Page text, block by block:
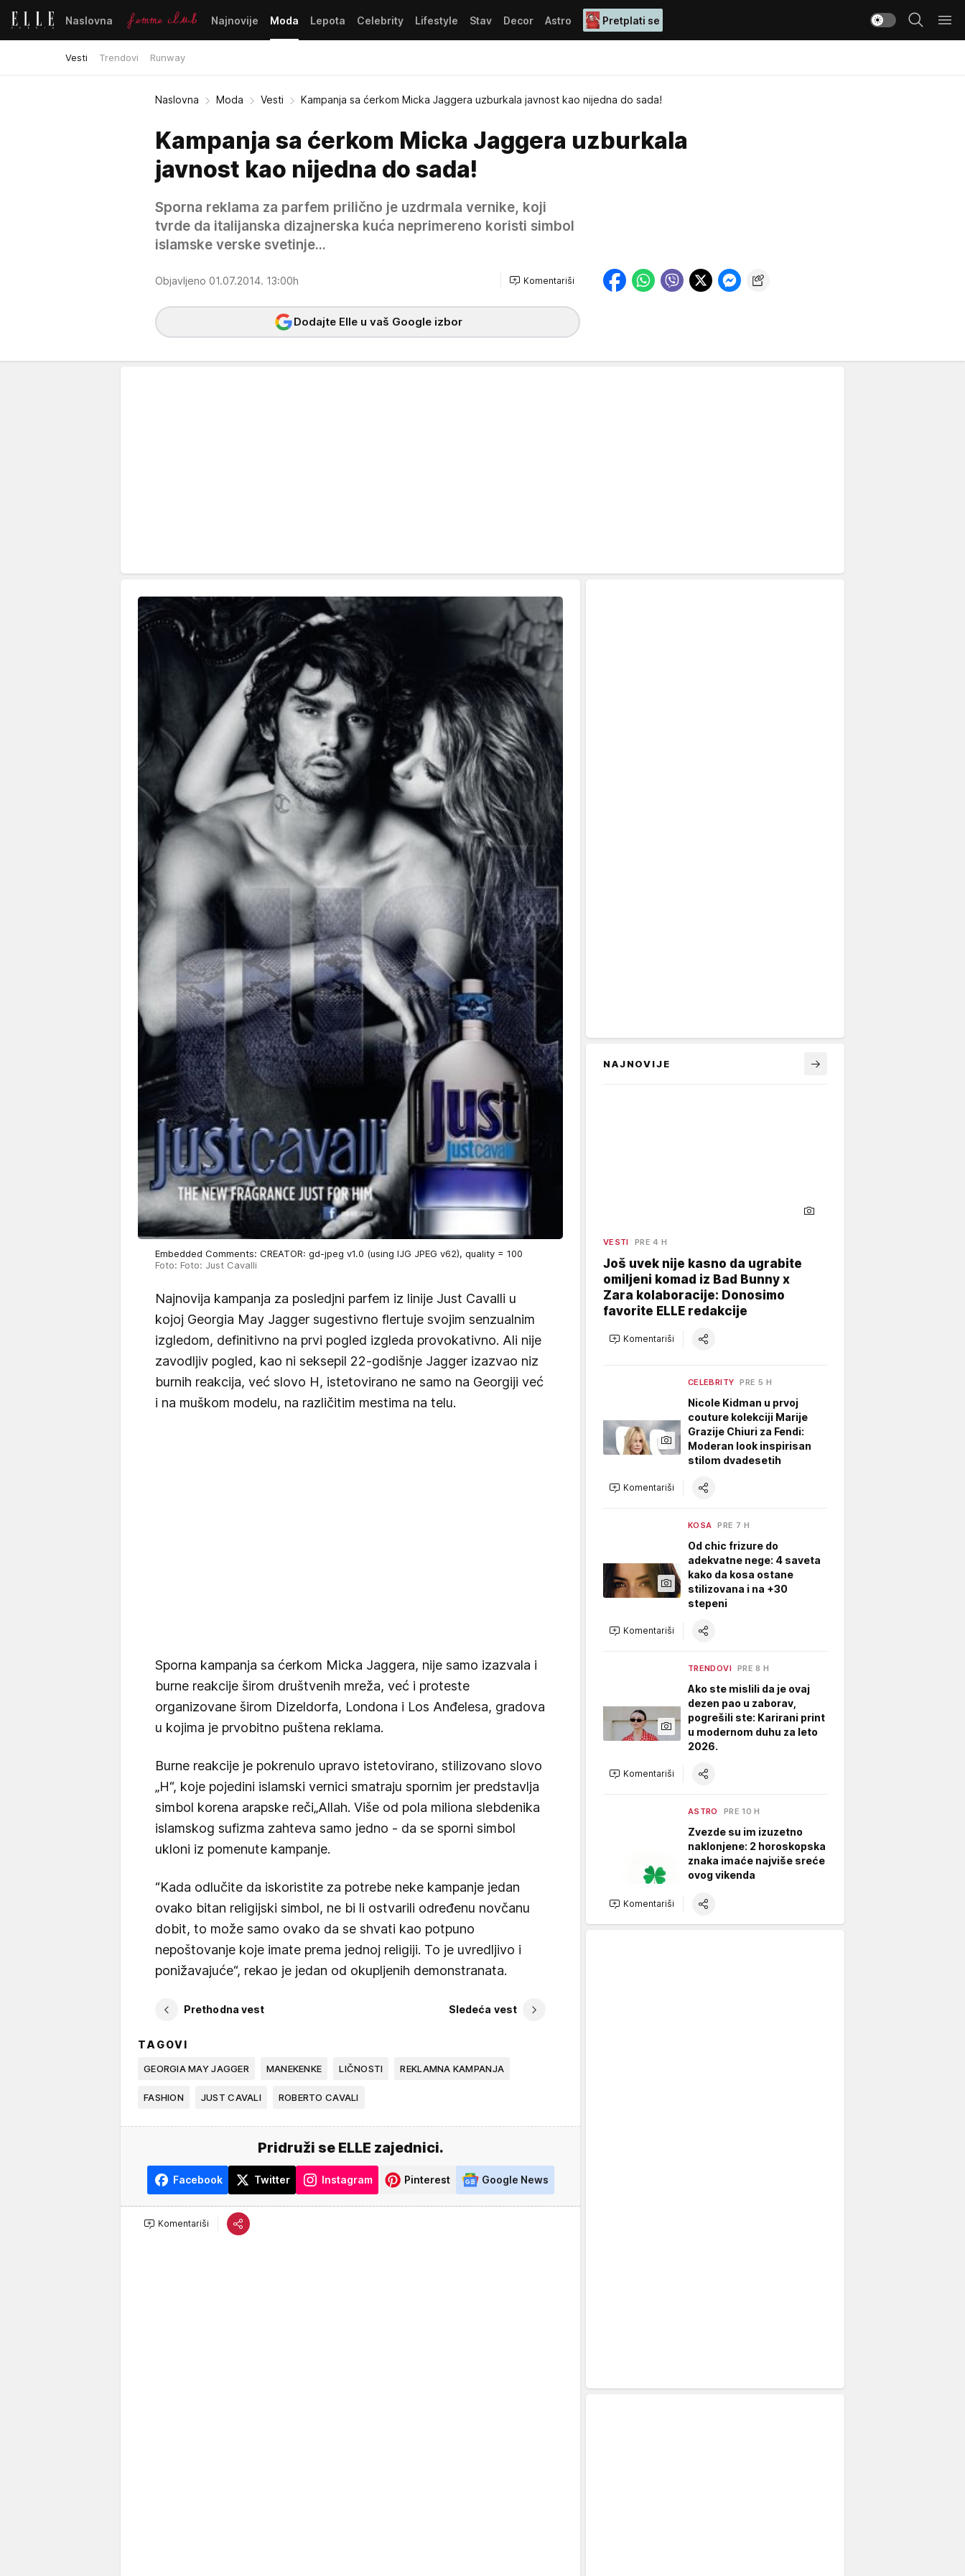
Naslovna Najnovije Moda
Vesti Trendovi Runway
Lepota Celebrity Lifestyle Stav Decor Astro Pretplati se
Naslovna Moda Vesti Kampanja sa ćerkom Micka Jaggera uzburkala javnost kao nijedna do sada!
Kampanja sa ćerkom Micka Jaggera uzburkala
javnost kao nijedna do sada!
Sporna reklama za parfem prilično je uzdrmala vernike, koji
tvrde da italijanska dizajnerska kuća neprimereno koristi simbol
islamske verske svetinje...
Objavljeno 01.07.2014. 13:00h Komentariši
Dodajte Elle u vaš Google izbor
Embedded Comments: CREATOR: gd-jpeg v1.0 (using IJG JPEG v62), quality = 100
Foto: Foto: Just Cavalli
Najnovija kampanja za posledjni parfem iz linije Just Cavalli u
kojoj Georgia May Jagger sugestivno flertuje svojim senzualnim
izgledom, definitivno na prvi pogled izgleda provokativno. Ali nije
zavodljiv pogled, kao ni seksepil 22-godišnje Jagger izazvao niz
burnih reakcija, već slovo H, istetovirano ne samo na Georgiji već
i na muškom modelu, na različitim mestima na telu.
Sporna kampanja sa ćerkom Micka Jaggera, nije samo izazvala i
burne reakcije širom društvenih mreža, već i proteste
organizovane širom Dizeldorfa, Londona i Los Anđelesa, gradova
u kojima je prvobitno puštena reklama.
Burne reakcije je pokrenulo upravo istetovirano, stilizovano slovo
„H“, koje pojedini islamski vernici smatraju spornim jer predstavlja
simbol korena arapske reči„Allah. Više od pola miliona slebdenika
islamskog sufizma zahteva samo jedno - da se sporni simbol
ukloni iz pomenute kampanje.
“Kada odlučite da iskoristite za potrebe neke kampanje jedan
ovako bitan religijski simbol, ne bi li ostvarili određenu novčanu
dobit, to može samo ovako da se shvati kao potpuno
nepoštovanje koje imate prema jednoj religiji. To je uvredljivo i
ponižavajuće“, rekao je jedan od okupljenih demonstranata.
Prethodna vest Sledeća vest
TAGOVI
GEORGIA MAY JAGGER MANEKENKE LIČNOSTI REKLAMNA KAMPANJA
FASHION JUST CAVALI ROBERTO CAVALI
Pridruži se ELLE zajednici.
Facebook Twitter Instagram Pinterest Google News
Komentariši
NAJNOVIJE
VESTI PRE 4 H
Još uvek nije kasno da ugrabite
omiljeni komad iz Bad Bunny x
Zara kolaboracije: Donosimo
favorite ELLE redakcije
Komentariši
CELEBRITY PRE 5 H
Nicole Kidman u prvoj
couture kolekciji Marije
Grazije Chiuri za Fendi:
Moderan look inspirisan
stilom dvadesetih
Komentariši
KOSA PRE 7 H
Od chic frizure do
adekvatne nege: 4 saveta
kako da kosa ostane
stilizovana i na +30
stepeni
Komentariši
TRENDOVI PRE 8 H
Ako ste mislili da je ovaj
dezen pao u zaborav,
pogrešili ste: Karirani print
u modernom duhu za leto
2026.
Komentariši
ASTRO PRE 10 H
Zvezde su im izuzetno
naklonjene: 2 horoskopska
znaka imaće najviše sreće
ovog vikenda
Komentariši